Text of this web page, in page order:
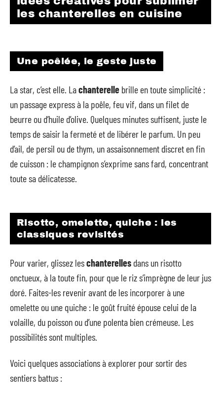
les chanterelles en cuisine
Une poêlée, le geste juste
La star, c’est elle. Lachanterelle brille en toute simplicité :
un passage express à la poêle, feu vif, dans un filet de
beurre ou d’huile d’olive. Quelques minutes suffisent, juste le
temps de saisir la fermeté et de libérer le parfum. Un peu
d’ail, de persil ou de thym, un assaisonnement discret en fin
de cuisson : le champignon s’exprime sans fard, concentrant
toute sa délicatesse.
Risotto, omelette, quiche : les
classiques revisités
Pour varier, glissez leschanterelles dans un risotto
onctueux, à la toute fin, pour que le riz s’imprègne de leur jus
doré. Faites-les revenir avant de les incorporer à une
omelette ou une quiche : le goût fruité épouse celui de la
volaille, du poisson ou d’une polenta bien crémeuse. Les
possibilités sont multiples.
Voici quelques associations à explorer pour sortir des
sentiers battus :